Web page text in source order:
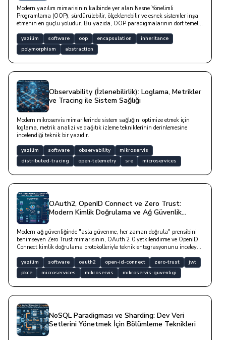
Modern yazılım mimarisinin kalbinde yer alan Nesne Yönelimli
Programlama (OOP), sürdürülebilir, ölçeklenebilir ve esnek sistemler inşa
etmenin en güçlü yoludur. Bu yazıda, OOP paradigmalarının dört temel
(Inheritance) ve Çok Biçimlilik (Polymorphism) kavramlarını teorik bir
anlatımın ötesine taşınmaktadır.
yazilim software oop encapsulation
inheritance
polymorphism
abstraction
Observability (İzlenebilirlik): Loglama, Metrikler
ve Tracing ile Sistem Sağlığı
Modern mikroservis mimarilerinde sistem sağlığını optimize etmek için
loglama, metrik analizi ve dağıtık izleme tekniklerinin derinlemesine
incelendiği teknik bir yazıdır.
yazilim software observability
mikroservis
distributed-tracing
open-telemetry sre microservices
OAuth2, OpenID Connect ve Zero Trust:
Modern Kimlik Doğrulama ve Ağ Güvenlik
Modern ağ güvenliğinde "asla güvenme, her zaman doğrula" prensibini
benimseyen Zero Trust mimarisinin, OAuth 2.0 yetkilendirme ve OpenID
Connect kimlik doğrulama protokolleriyle teknik entegrasyonunu inceleyen
yazilim software oauth2 open-id-connect zero-trust
jwt
pkce
microservices mikroservis mikroservis-guvenligi
NoSQL Paradigması ve Sharding: Dev Veri
Setlerini Yönetmek İçin Bölümleme Teknikleri